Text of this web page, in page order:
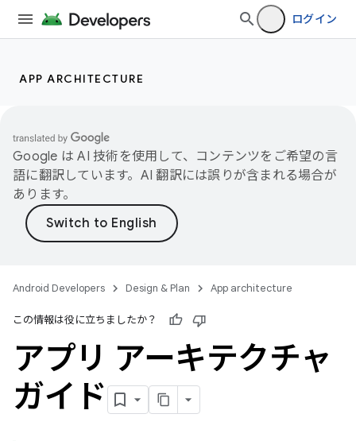
ログイン
APP ARCHITECTURE
Google は AI 技術を使用して、コンテンツをご希望の言
語に翻訳しています。AI 翻訳には誤りが含まれる場合が
あります。
Android Developers Design & Plan App architecture
この情報は役に立ちましたか？
アプリ アーキテクチャ
ガイド